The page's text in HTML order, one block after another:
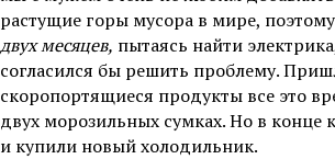
растущие горы мусора в мире,
двух месяцев, пытаясь найти
согласился бы решить проблему.
скоропортящиеся продукты все это
двух морозильных сумках. Но в конце
и купили новый холодильник.